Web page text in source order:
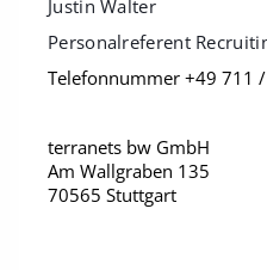
Justin Walter
Personalreferent
Telefonnummer +49 711
terranets bw GmbH
Am Wallgraben 135
70565 Stuttgart